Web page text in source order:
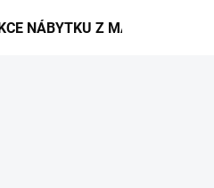
NÁBYTKU Z MASIVU